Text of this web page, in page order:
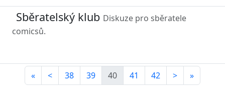
Sběratelský klub Diskuze pro sběratele
comicsů.
« < 38 39 40 41 42 > »